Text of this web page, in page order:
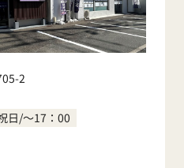
2
日/～17：00